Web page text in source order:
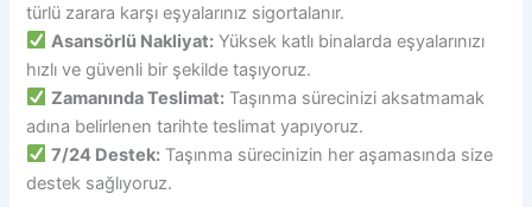
türlü zarara karşı eşyalarınız sigortalanır.
Asansörlü Nakliyat: Yüksek katlı binalarda eşyalarınızı
hızlı ve güvenli bir şekilde taşıyoruz.
Zamanında Teslimat: Taşınma sürecinizi aksatmamak
adına belirlenen tarihte teslimat yapıyoruz.
7/24 Destek: Taşınma sürecinizin her aşamasında size
destek sağlıyoruz.